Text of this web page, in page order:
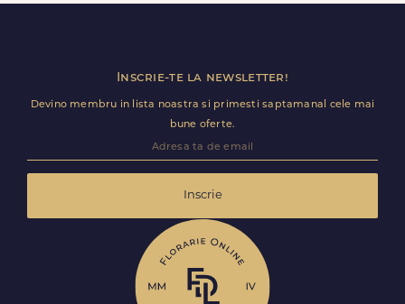
Florile sunt livrate rapid, direct de curierii nostri proprii.
Inscrie-te la newsletter!
Devino membru in lista noastra si primesti saptamanal cele mai
bune oferte.
Inscrie